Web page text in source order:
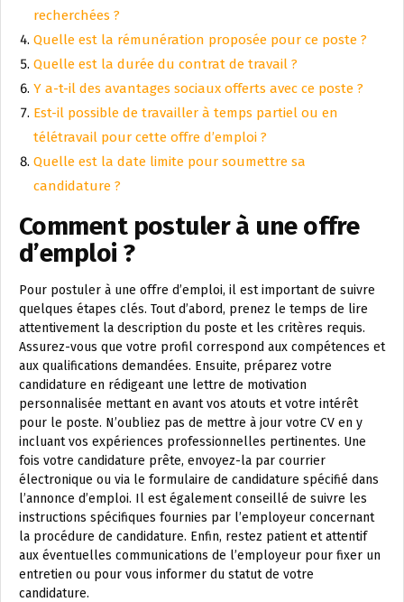
recherchées ?
Quelle est la rémunération proposée pour ce poste ?
Quelle est la durée du contrat de travail ?
Y a-t-il des avantages sociaux offerts avec ce poste ?
Est-il possible de travailler à temps partiel ou en
télétravail pour cette offre d’emploi ?
Quelle est la date limite pour soumettre sa
candidature ?
Comment postuler à une offre
d’emploi ?
Pour postuler à une offre d’emploi, il est important de suivre
quelques étapes clés. Tout d’abord, prenez le temps de lire
attentivement la description du poste et les critères requis.
Assurez-vous que votre profil correspond aux compétences et
aux qualifications demandées. Ensuite, préparez votre
candidature en rédigeant une lettre de motivation
personnalisée mettant en avant vos atouts et votre intérêt
pour le poste. N’oubliez pas de mettre à jour votre CV en y
incluant vos expériences professionnelles pertinentes. Une
fois votre candidature prête, envoyez-la par courrier
électronique ou via le formulaire de candidature spécifié dans
l’annonce d’emploi. Il est également conseillé de suivre les
instructions spécifiques fournies par l’employeur concernant
la procédure de candidature. Enfin, restez patient et attentif
aux éventuelles communications de l’employeur pour fixer un
entretien ou pour vous informer du statut de votre
candidature.